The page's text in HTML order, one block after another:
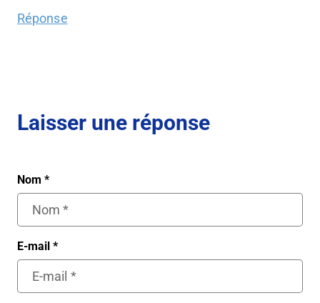
Réponse
Laisser une réponse
Nom *
E-mail *